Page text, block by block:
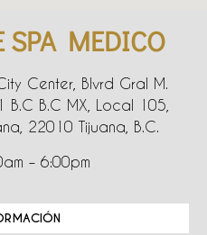
SPA MEDICO
Center, Blvrd Gral M.
B.C MX, Local 105,
22010 Tijuana, B.C.
– 6:00pm